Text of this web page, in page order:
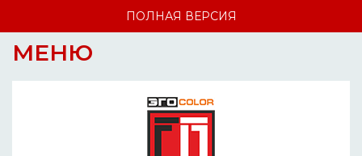
ПОЛНАЯ ВЕРСИЯ
МЕНЮ